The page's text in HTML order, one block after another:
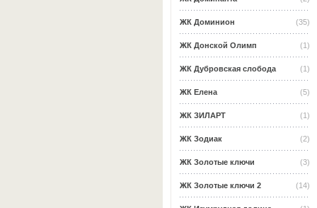
(35)
ЖК Доминион
(1)
ЖК Донской Олимп
(1)
ЖК Дубровская слобода
(5)
ЖК Елена
(1)
ЖК ЗИЛАРТ
(2)
ЖК Зодиак
(3)
ЖК Золотые ключи
(14)
ЖК Золотые ключи 2